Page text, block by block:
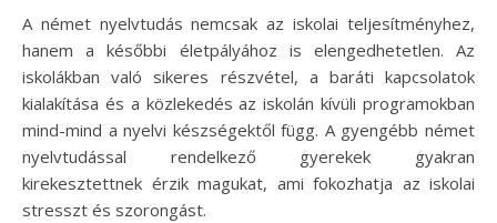
A német nyelvtudás nemcsak az iskolai teljesítményhez,
hanem a későbbi életpályához is elengedhetetlen. Az
iskolákban való sikeres részvétel, a baráti kapcsolatok
kialakítása és a közlekedés az iskolán kívüli programokban
mind-mind a nyelvi készségektől függ. A gyengébb német
nyelvtudással rendelkező gyerekek gyakran
kirekesztettnek érzik magukat, ami fokozhatja az iskolai
stresszt és szorongást.